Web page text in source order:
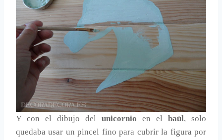
Y con el dibujo del unicornio en el baúl, solo
quedaba usar un pincel fino para cubrir la figura por